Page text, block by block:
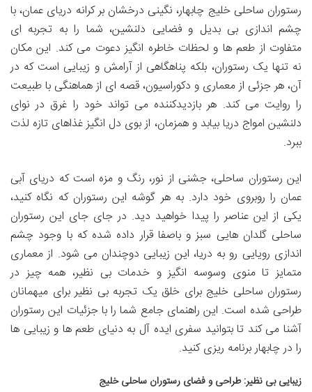
رستوران ساحلی خلیج چابهار، نگینی درخشان بر کرانه دریای عمان، با
چشم اندازی بی بدیل و فضایی دلنشین، شما را به تجربه ای
متفاوت از طعم ها و لحظات خاطره انگیز دعوت می کند. این مکان
نه تنها یک رستوران، بلکه پناهگاهی از آرامش و زیبایی است که در
آن، هر جزئی از معماری و دکوراسیون، قصه ای از هماهنگی با طبیعت
را روایت می کند. هر بازدیدکننده می تواند خود را غرق در نوای
دلنشین امواج دریا بیابد و همزمان، از بوی دل انگیز غذاهای تازه لذت
ببرد.
این رستوران ساحلی، جشنی از نور، رنگ و مزه است که دریای آبی
عمان را روبروی خود دارد. به هر گوشه این رستوران که نگاه کنید،
یکی از این عناصر را پیدا خواهید دید. در جای جای این رستوران
ساحلی گلدان هایی سبز و باصفا قرار داده شده که با وجود چشم
اندازی رویایی رو به دریا، این زیبایی دوچندان می شود. از معماری
متمایز تا منوی وسوسه انگیز و خدمات بی نظیر، همه چیز در
رستوران ساحلی خلیج برای خلق یک تجربه بی نظیر برای میهمانان
طراحی شده است. این راهنمای جامع شما را با جزئیات این رستوران
آشنا می کند تا بتوانید سفری ایده آل به دنیای طعم ها و زیبایی ها
را در چابهار برنامه ریزی کنید.
زیبایی بی نظیر: طراحی و فضای رستوران ساحلی خلیج